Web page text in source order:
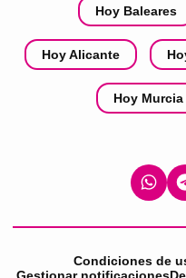
Hoy Baleares
Hoy Alicante
Hoy Murcia
Condiciones de
Gestionar notificaciones